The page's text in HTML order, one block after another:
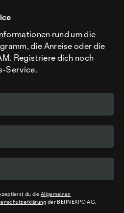
rund um die
die Anreise oder die
Registriere dich noch
Service.
du dieAllgemeinen
der BERNEXPO AG.